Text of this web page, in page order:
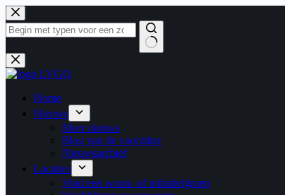
Ga
naar
de
Geen
resultaten
Home
Nieuws
Meer nieuws
Blog van de voorzitter
Nieuwsarchief
Locaties
Vind een woon- of initiatiefgroep